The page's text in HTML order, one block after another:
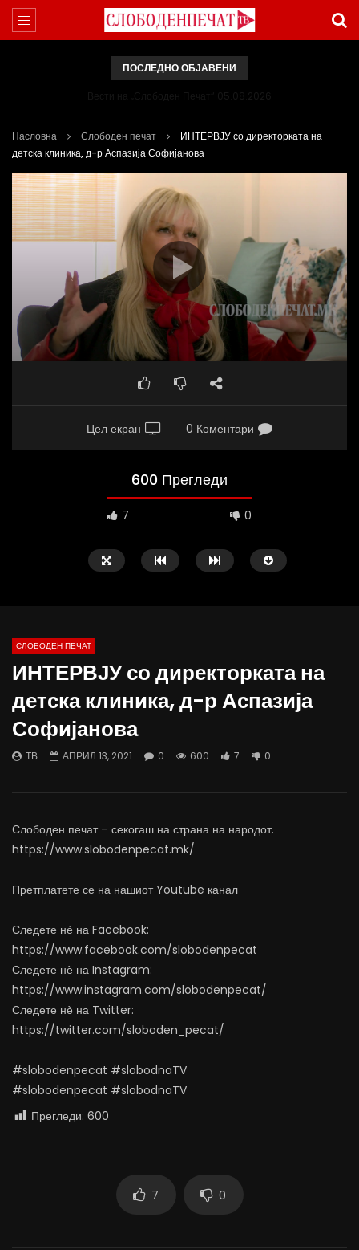
ПОСЛЕДНО ОБЈАВЕНИ
Насловна Слободен печат
ИНТЕРВЈУ со директорката на
детска клиника, д-р Аспазија Софијанова
Цел екран 0 Коментари
600 Прегледи
7 0
Вести на „Слободен Печат“
06.08.2026
АВГУСТ 6, 2026
12:51
АВГУСТ 6, 2026
СЛОБОДЕН ПЕЧАТ
ИНТЕРВЈУ со директорката на
детска клиника, д-р Аспазија
Софијанова
ТВ АПРИЛ 13, 2021 0 600 7 0
Слободен печат – секогаш на страна на народот.
https://www.slobodenpecat.mk/
Претплатете се на нашиот Youtube канал
Следете нѐ на Facebook:
https://www.facebook.com/slobodenpecat
Следете нѐ на Instagram:
https://www.instagram.com/slobodenpecat/
Следете нѐ на Twitter:
https://twitter.com/sloboden_pecat/
#slobodenpecat #slobodnaTV
#slobodenpecat #slobodnaTV
Прегледи: 600
7 0